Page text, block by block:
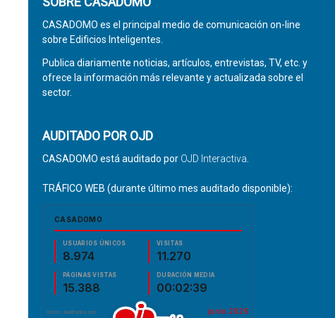
CASADOMO es el principal medio de comunicación on-line
sobre Edificios Inteligentes.
Publica diariamente noticias, artículos, entrevistas, TV, etc. y
ofrece la información más relevante y actualizada sobre el
sector.
AUDITADO POR OJD
CASADOMO está auditado por OJD Interactiva
TRÁFICO WEB (durante último mes auditado disponible):